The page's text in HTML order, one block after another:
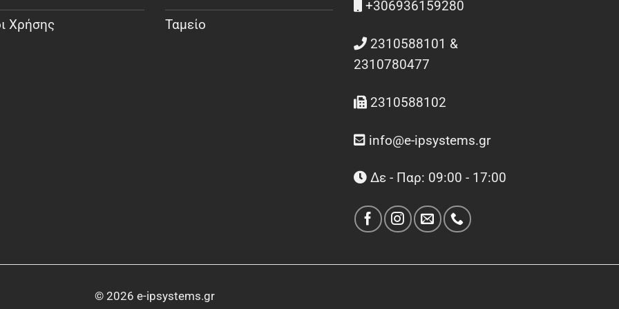
Χρήσης Ταμείο
+306936159280
2310588101 &
2310780477
2310588102
info@e-ipsystems.gr
Δε - Παρ: 09:00 - 17:00
© 2026 e-ipsystems.gr